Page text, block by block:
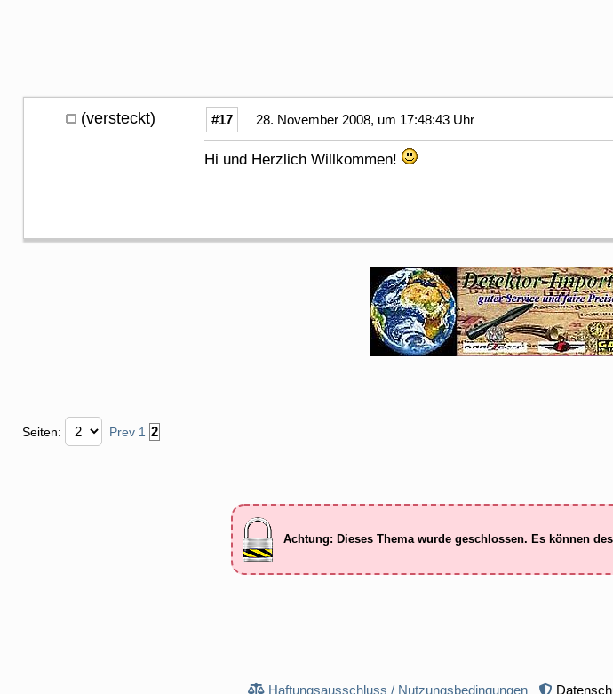
(versteckt) #17 28. November 2008, um 17:48:43 Uhr
Hi und Herzlich Willkommen!
Seiten: Prev 1 2
Achtung: Dieses Thema wurde geschlossen. Es können
Haftungsausschluss / Nutzungsbedingungen